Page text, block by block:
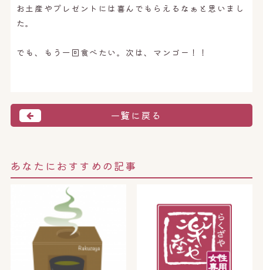
お土産やプレゼントには喜んでもらえるなぁと思いまし
た。
でも、もう一回食べたい。次は、マンゴー！！
一覧に戻る
あなたにおすすめの記事